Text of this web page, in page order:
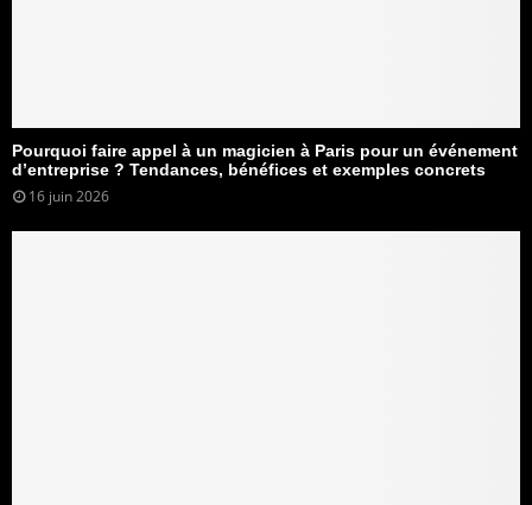
Pourquoi faire appel à un magicien à Paris pour un événement
d’entreprise ? Tendances, bénéfices et exemples concrets
16 juin 2026